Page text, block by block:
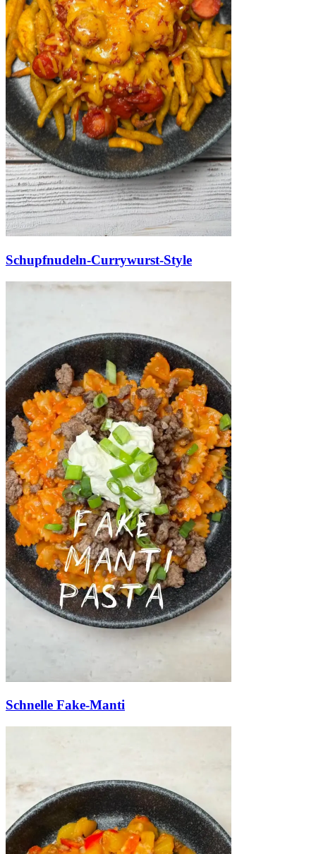
Schupfnudeln-Currywurst-Style
Schnelle Fake-Manti